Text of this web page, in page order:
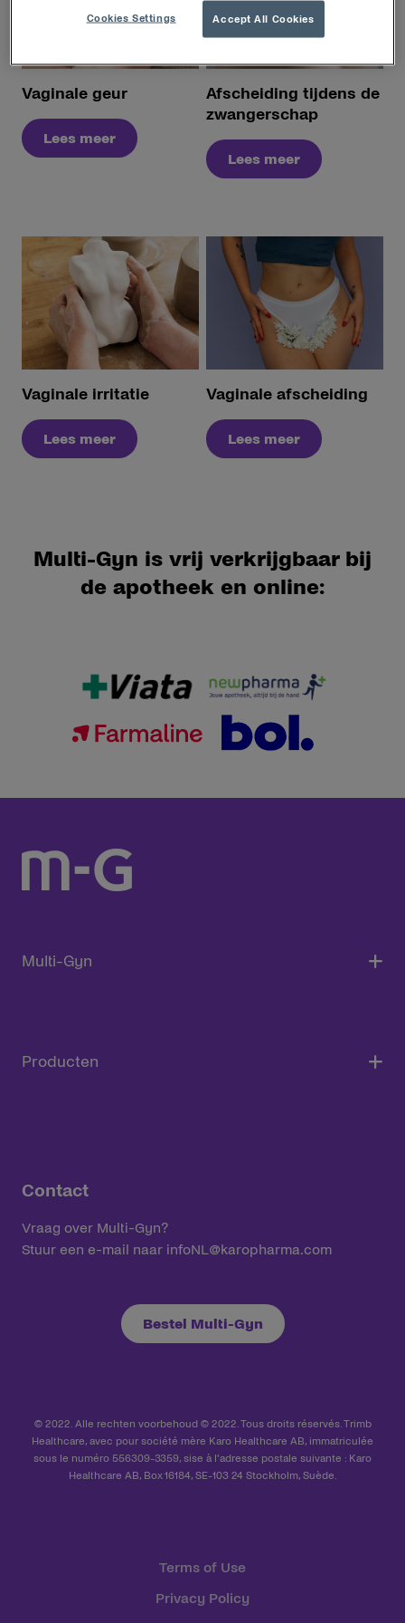
Vaginale geur
Lees meer
Afscheiding tijdens de
zwangerschap
Lees meer
Vaginale irritatie
Lees meer
Vaginale afscheiding
Lees meer
Multi-Gyn is vrij verkrijgbaar bij
de apotheek en online:
Multi-Gyn
Producten
Contact
Vraag over Multi-Gyn?
Stuur een e-mail naar infoNL@karopharma.com
Bestel Multi-Gyn
© 2022. Alle rechten voorbehoud © 2022. Tous droits réservés. Trimb
Healthcare, avec pour société mère Karo Healthcare AB, immatriculée
sous le numéro 556309-3359, sise à l'adresse postale suivante : Karo
Healthcare AB, Box 16184, SE-103 24 Stockholm, Suède.
Terms of Use
Privacy Policy
Accept All Cookies
Cookies Settings